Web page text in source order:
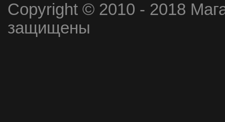
Copyright © 2010 - 2018
защищены